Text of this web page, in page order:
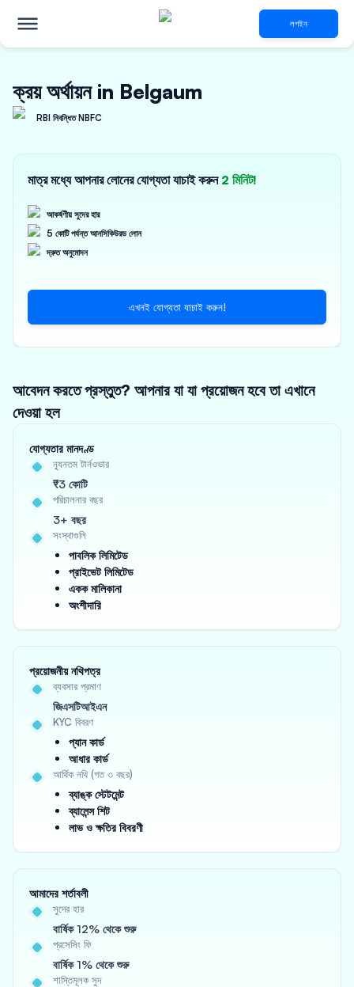
লগইন
ক্রয় অর্থায়ন in Belgaum
RBI নিবন্ধিত NBFC
মাত্র মধ্যে আপনার লোনের যোগ্যতা যাচাই করুন 2 মিনিট!
আকর্ষণীয় সুদের হার
5 কোটি পর্যন্ত আনসিকিউরড লোন
দ্রুত অনুমোদন
এখনই যোগ্যতা যাচাই করুন!
আবেদন করতে প্রস্তুত? আপনার যা যা প্রয়োজন হবে তা এখানে
দেওয়া হল
যোগ্যতার মানদণ্ড
ন্যূনতম টার্নওভার
₹3 কোটি
পরিচালনার বছর
3+ বছর
সংস্থাগুলি
পাবলিক লিমিটেড
প্রাইভেট লিমিটেড
একক মালিকানা
অংশীদারি
প্রয়োজনীয় নথিপত্র
ব্যবসার প্রমাণ
জিএসটিআইএন
KYC বিবরণ
প্যান কার্ড
আধার কার্ড
আর্থিক নথি (গত ৩ বছর)
ব্যাঙ্ক স্টেটমেন্ট
ব্যালেন্স শিট
লাভ ও ক্ষতির বিবরণী
আমাদের শর্তাবলী
সুদের হার
বার্ষিক 12% থেকে শুরু
প্রসেসিং ফি
বার্ষিক 1% থেকে শুরু
শাস্তিমূলক সুদ